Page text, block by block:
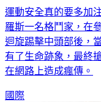
運動安全真的要多加
羅斯一名格鬥家，在
迴旋踢擊中頭部後，
有了生命跡象，最終
在網路上造成瘋傳。
國際